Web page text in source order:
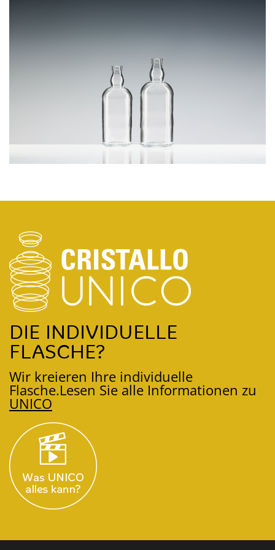
DIE INDIVIDUELLE
FLASCHE?
Wir kreieren Ihre individuelle
Flasche.Lesen Sie alle Informationen zu
UNICO